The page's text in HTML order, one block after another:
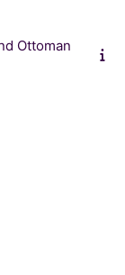
Ottoman